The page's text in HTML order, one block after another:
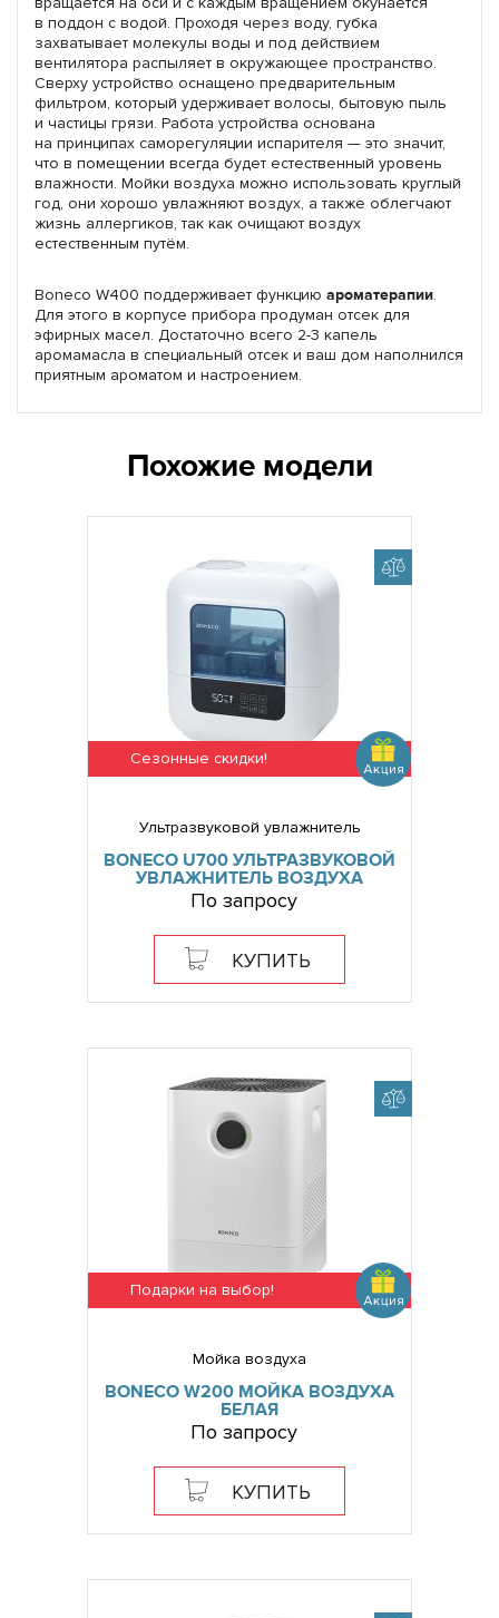
в поддон с водой. Проходя через воду, губка
захватывает молекулы воды и под действием
вентилятора распыляет в окружающее пространство.
Сверху устройство оснащено предварительным
фильтром, который удерживает волосы, бытовую пыль
и частицы грязи. Работа устройства основана
на принципах саморегуляции испарителя — это значит,
что в помещении всегда будет естественный уровень
влажности. Мойки воздуха можно использовать круглый
год, они хорошо увлажняют воздух, а также облегчают
жизнь аллергиков, так как очищают воздух
естественным путём.
Boneco W400 поддерживает функцию ароматерапии.
Для этого в корпусе прибора продуман отсек для
эфирных масел. Достаточно всего 2-3 капель
аромамасла в специальный отсек и ваш дом наполнился
приятным ароматом и настроением.
Похожие модели
Сезонные скидки!
Ультразвуковой увлажнитель
BONECO U700 УЛЬТРАЗВУКОВОЙ
УВЛАЖНИТЕЛЬ ВОЗДУХА
По запросу
КУПИТЬ
Подарки на выбор!
Мойка воздуха
BONECO W200 МОЙКА ВОЗДУХА
БЕЛАЯ
По запросу
КУПИТЬ